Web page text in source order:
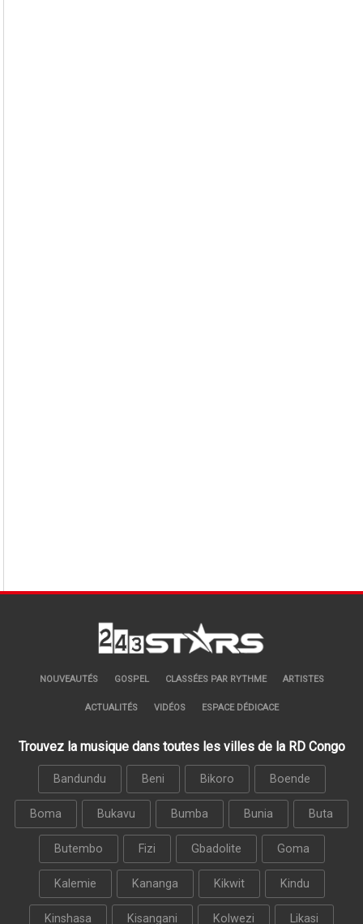
NOUVEAUTÉS GOSPEL CLASSÉES PAR RYTHME ARTISTES
ACTUALITÉS VIDÉOS ESPACE DÉDICACE
Trouvez la musique dans toutes les villes de la RD Congo
Bandundu Beni Bikoro Boende
Boma Bukavu Bumba Bunia Buta
Butembo Fizi Gbadolite Goma
Kalemie Kananga Kikwit Kindu
Kinshasa Kisangani Kolwezi Likasi